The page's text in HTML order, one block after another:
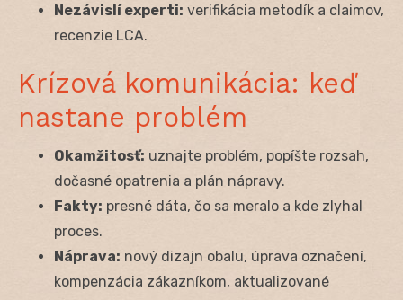
Nezávislí experti: verifikácia metodík a claimov,
recenzie LCA.
Krízová komunikácia: keď
nastane problém
Okamžitosť: uznajte problém, popíšte rozsah,
dočasné opatrenia a plán nápravy.
Fakty: presné dáta, čo sa meralo a kde zlyhal
proces.
Náprava: nový dizajn obalu, úprava označení,
kompenzácia zákazníkom, aktualizované